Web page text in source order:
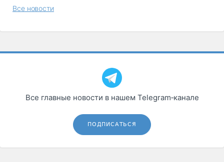
Все новости
Все главные новости в нашем Telegram‑канале
ПОДПИСАТЬСЯ